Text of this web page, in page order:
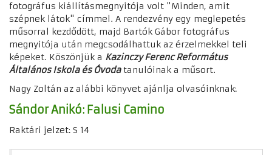
fotográfus kiállításmegnyitója volt "Minden, amit
szépnek látok" címmel. A rendezvény egy meglepetés
műsorral kezdődött, majd Bartók Gábor fotográfus
megnyitója után megcsodálhattuk az érzelmekkel teli
képeket. Köszönjük a Kazinczy Ferenc Református
Általános Iskola és Óvodatanulóinak a műsort.
Nagy Zoltán az alábbi könyvet ajánlja olvasóinknak:
Sándor Anikó: Falusi Camino
Raktári jelzet: S 14